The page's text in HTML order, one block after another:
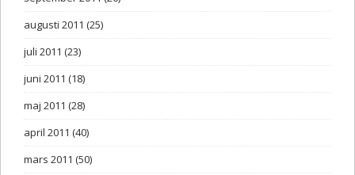
augusti 2011 (25)
juli 2011 (23)
juni 2011 (18)
maj 2011 (28)
april 2011 (40)
mars 2011 (50)